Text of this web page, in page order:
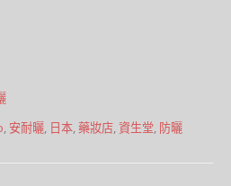
, 安耐曬, 日本,藥妝店,資生堂, 防曬